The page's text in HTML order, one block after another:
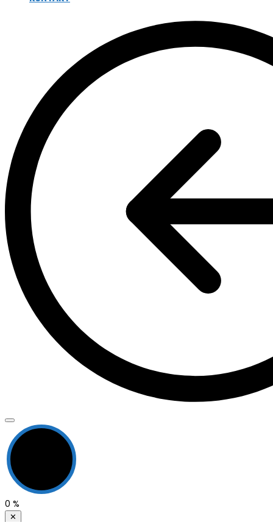
0 %
✕